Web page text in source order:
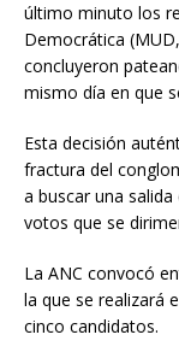
último minuto los
Democrática
concluyeron
mismo día en que
Esta decisión
fractura del
a buscar una
votos que se
La ANC convocó
la que se realizará
cinco candidatos.